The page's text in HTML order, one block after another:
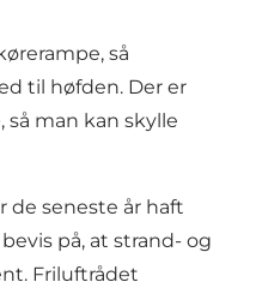
så
til høfden. Der er
man kan skylle
de seneste år haft
på, at strand- og
Friluftrådet